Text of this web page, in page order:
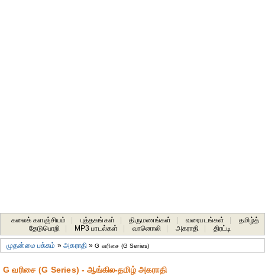
கலைக் களஞ்சியம் புத்தகங்கள் திருமணங்கள் வரைபடங்கள்
தமிழ்த்
தேடுபொறி
MP3 பாடல்கள் வானொலி அகராதி திரட்டி
முதன்மை பக்கம் »அகராதி»G வரிசை (G Series)
G வரிசை (G Series) - ஆங்கில-தமிழ் அகராதி